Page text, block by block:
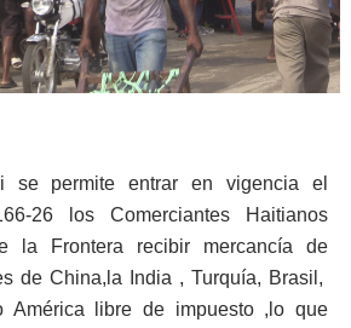
se permite entrar en vigencia el
26 los Comerciantes Haitianos
la Frontera recibir mercancía de
de China,la India , Turquía, Brasil,
América libre de impuesto ,lo que